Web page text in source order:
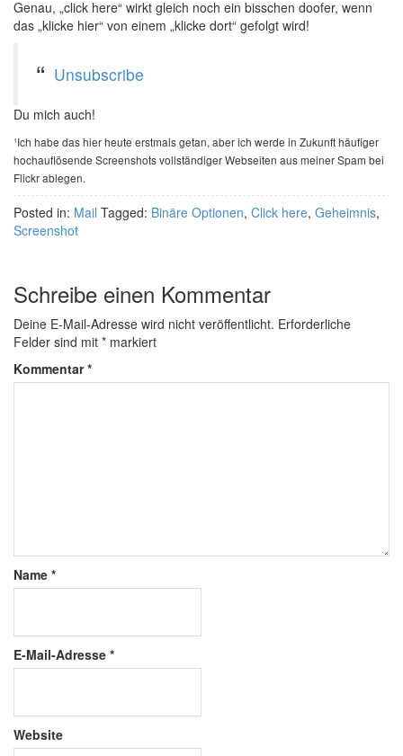
Genau, „click here“ wirkt gleich noch ein bisschen doofer, wenn
das „klicke hier“ von einem „klicke dort“ gefolgt wird!
Unsubscribe
Du mich auch!
¹Ich habe das hier heute erstmals getan, aber ich werde in Zukunft häufiger
hochauflösende Screenshots vollständiger Webseiten aus meiner Spam bei
Flickr ablegen.
Posted in: Mail Tagged: Binäre Optionen, Click here, Geheimnis,
Screenshot
Schreibe einen Kommentar
Deine E-Mail-Adresse wird nicht veröffentlicht. Erforderliche
Felder sind mit * markiert
Kommentar*
Name *
E-Mail-Adresse *
Website